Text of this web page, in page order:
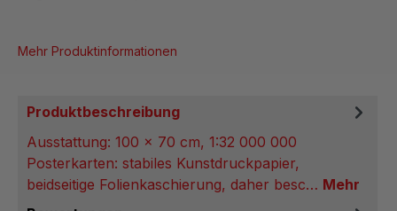
Mehr Produktinformationen
Produktbeschreibung
Ausstattung: 100 x 70 cm, 1:32 000 000
Posterkarten: stabiles Kunstdruckpapier,
beidseitige Folienkaschierung, daher besc… Mehr